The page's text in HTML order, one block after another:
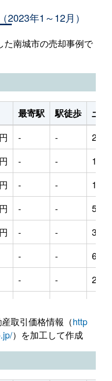
2023年1～12月）
た南城市の売却事例で
最寄駅 駅徒歩
土
- -
- -
- -
- -
- -
- -
- -
- -
- -
- -
取引価格情報（http
）を加工して作成